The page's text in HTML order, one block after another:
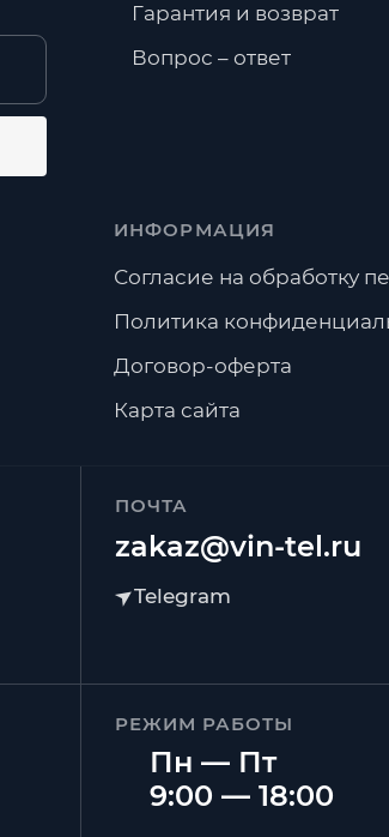
ПОЧТА
zakaz@vin-tel.ru
РЕЖИМ РАБОТЫ
Пн — Пт
9:00 — 18:00
Гарантия и возврат
Вопрос – ответ
ИНФОРМАЦИЯ
Согласие на обработку
Политика
Договор-оферта
Карта сайта